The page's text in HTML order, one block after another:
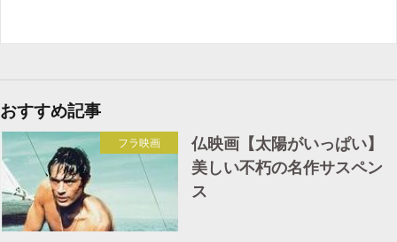
おすすめ記事
フラ映画
仏映画【太陽がいっぱい】
美しい不朽の名作サスペン
ス